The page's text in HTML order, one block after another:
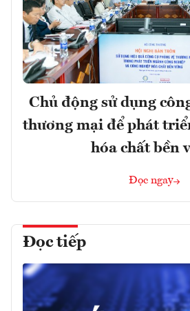
Chủ động sử dụng
thương mại để phát
hóa chất bền
Đọc ngay
Đọc tiếp